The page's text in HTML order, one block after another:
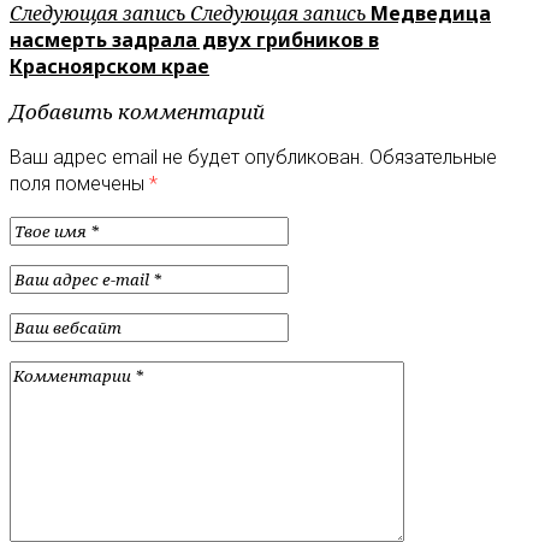
Следующая запись Следующая запись Медведица
насмерть задрала двух грибников в
Красноярском крае
Добавить комментарий
Ваш адрес email не будет опубликован. Обязательные
поля помечены *